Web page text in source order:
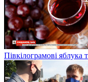
Півкілограмові